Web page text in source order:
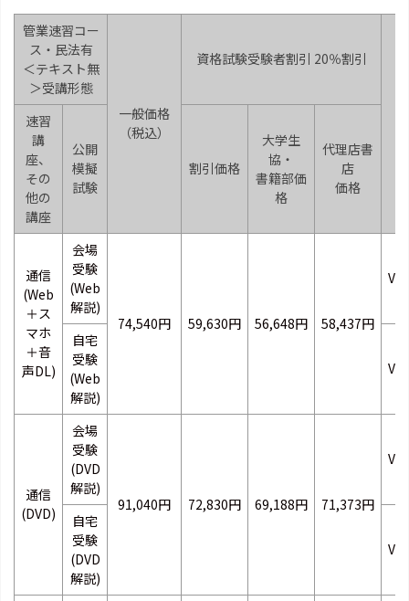
管業速習コー
ス・民法有
＜テキスト無
＞受講形態
一般価格
（税込）
資格試験受験者割引 20％割引
速習
講
座、
その
他の
講座
公開
模擬
試験
割引価格
大学生
協・
書籍部価
格
代理店書
店
価格
通信
(Web
＋ス
マホ
＋音
声DL)
会場
受験
(Web
解説)
74,540円
59,630円 56,648円 58,437円
自宅
受験
(Web
解説)
通信
(DVD)
会場
受験
(DVD
解説)
91,040円
72,830円 69,188円 71,373円
自宅
受験
(DVD
解説)